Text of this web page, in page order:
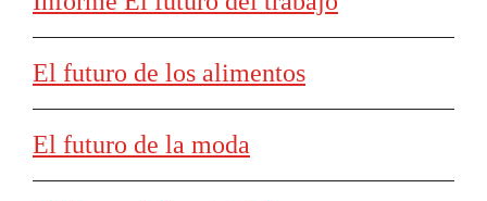
El futuro de los alimentos
El futuro de la moda